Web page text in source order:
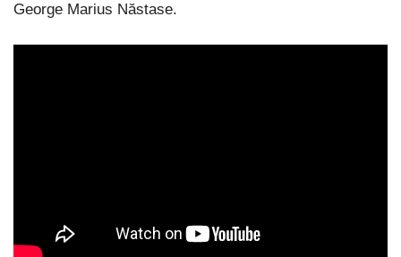
George Marius Năstase.